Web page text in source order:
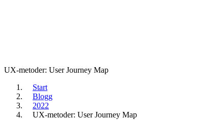
UX-metoder: User Journey Map
Start
Blogg
2022
UX-metoder: User Journey Map